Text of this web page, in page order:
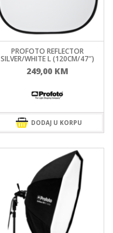
PROFOTO REFLECTOR
SILVER/WHITE L (120CM/47″)
249,00 KM
DODAJ U KORPU